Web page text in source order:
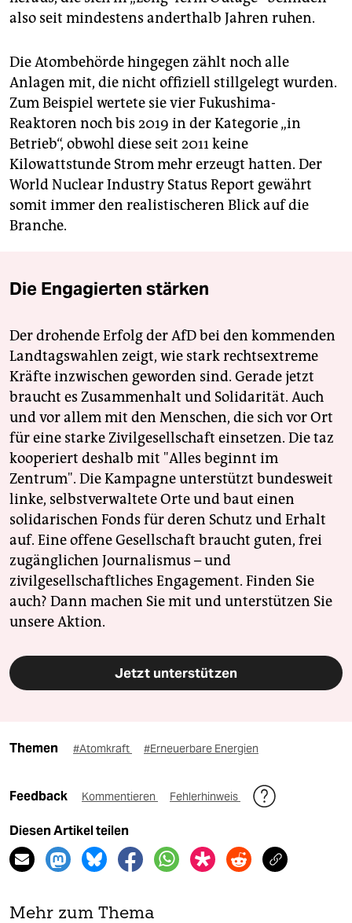
also seit mindestens anderthalb Jahren ruhen.
Die Atombehörde hingegen zählt noch alle
Anlagen mit, die nicht offiziell stillgelegt wurden.
Zum Beispiel wertete sie vier Fukushima-
Reaktoren noch bis 2019 in der Kategorie „in
Betrieb“, obwohl diese seit 2011 keine
Kilowattstunde Strom mehr erzeugt hatten. Der
World Nuclear Industry Status Report gewährt
somit immer den realistischeren Blick auf die
Branche.
Die Engagierten stärken
Der drohende Erfolg der AfD bei den kommenden
Landtagswahlen zeigt, wie stark rechtsextreme
Kräfte inzwischen geworden sind. Gerade jetzt
braucht es Zusammenhalt und Solidarität. Auch
und vor allem mit den Menschen, die sich vor Ort
für eine starke Zivilgesellschaft einsetzen. Die taz
kooperiert deshalb mit "Alles beginnt im
Zentrum". Die Kampagne unterstützt bundesweit
linke, selbstverwaltete Orte und baut einen
solidarischen Fonds für deren Schutz und Erhalt
auf. Eine offene Gesellschaft braucht guten, frei
zugänglichen Journalismus – und
zivilgesellschaftliches Engagement. Finden Sie
auch? Dann machen Sie mit und unterstützen Sie
unsere Aktion.
Jetzt unterstützen
Themen #Atomkraft #Erneuerbare Energien
Feedback Kommentieren Fehlerhinweis
Diesen Artikel teilen
Mehr zum Thema